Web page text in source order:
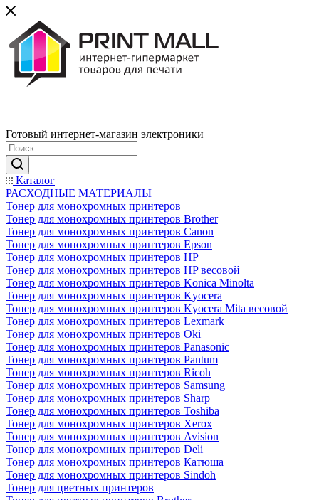
Готовый интернет-магазин электроники
Каталог
РАСХОДНЫЕ МАТЕРИАЛЫ
Тонер для монохромных принтеров
Тонер для монохромных принтеров Brother
Тонер для монохромных принтеров Canon
Тонер для монохромных принтеров Epson
Тонер для монохромных принтеров HP
Тонер для монохромных принтеров HP весовой
Тонер для монохромных принтеров Konica Minolta
Тонер для монохромных принтеров Kyocera
Тонер для монохромных принтеров Kyocera Mita весовой
Тонер для монохромных принтеров Lexmark
Тонер для монохромных принтеров Oki
Тонер для монохромных принтеров Panasonic
Тонер для монохромных принтеров Pantum
Тонер для монохромных принтеров Ricoh
Тонер для монохромных принтеров Samsung
Тонер для монохромных принтеров Sharp
Тонер для монохромных принтеров Toshiba
Тонер для монохромных принтеров Xerox
Тонер для монохромных принтеров Avision
Тонер для монохромных принтеров Deli
Тонер для монохромных принтеров Катюша
Тонер для монохромных принтеров Sindoh
Тонер для цветных принтеров